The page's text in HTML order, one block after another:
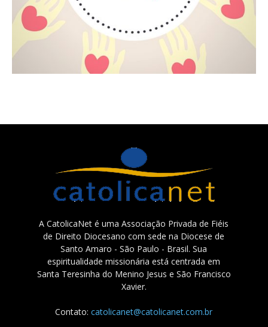
A CatolicaNet é uma Associação Privada de Fiéis
de Direito Diocesano com sede na Diocese de
Santo Amaro - São Paulo - Brasil. Sua
espiritualidade missionária está centrada em
Santa Teresinha do Menino Jesus e São Francisco
Xavier.
Contato:catolicanet@catolicanet.com.br